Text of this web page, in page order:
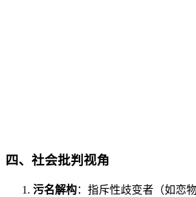
四、 社会批判视角
污名解构：指斥性歧变者（如恋